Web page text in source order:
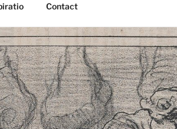
Contact